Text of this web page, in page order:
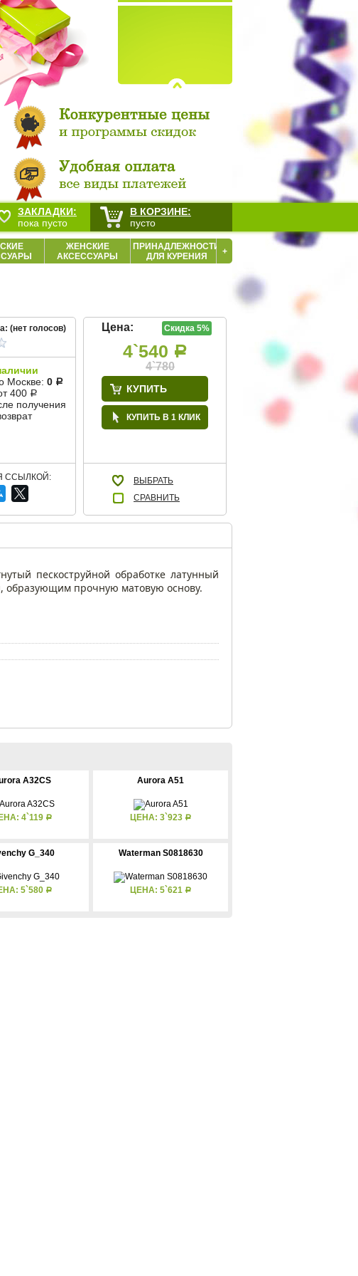
ЖЕНСКИЕ
АКСЕССУАРЫ
ПРИНАДЛЕЖНОСТИ
ДЛЯ КУРЕНИЯ
+
(нет голосов)
Москве: 0 Р
400 Р
получения
ССЫЛКОЙ:
Цена:
4`540 Р
4`780
Скидка 5%
КУПИТЬ
КУПИТЬ В 1 КЛИК
ВЫБРАТЬ
СРАВНИТЬ
пескоструйной обработке латунный
образующим прочную матовую основу.
A32CS
4`119 Р
Aurora A51
ЦЕНА: 3`923 Р
G_340
5`580 Р
Waterman S0818630
ЦЕНА: 5`621 Р
ЗАКЛАДКИ:
пока пусто
В КОРЗИНЕ:
пусто